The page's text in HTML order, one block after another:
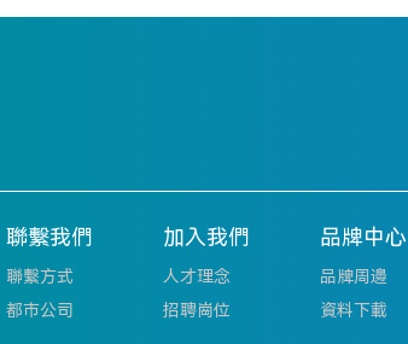
聯繫我們
聯繫方式
都市公司
加入我們
人才理念
招聘崗位
品牌中心
品牌周邊
資料下載